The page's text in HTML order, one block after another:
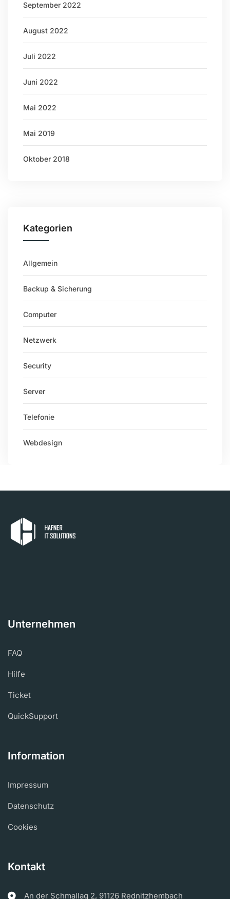
September 2022
August 2022
Juli 2022
Juni 2022
Mai 2022
Mai 2019
Oktober 2018
Kategorien
Allgemein
Backup & Sicherung
Computer
Netzwerk
Security
Server
Telefonie
Webdesign
Unternehmen
FAQ
Hilfe
Ticket
QuickSupport
Information
Impressum
Datenschutz
Cookies
Kontakt
An der Schmallag 2, 91126 Rednitzhembach